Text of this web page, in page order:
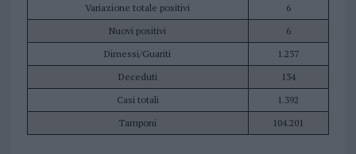
Variazione totale positivi
6
Nuovi positivi
6
Dimessi/Guariti
1.237
Deceduti
134
Casi totali
1.392
Tamponi
104.201